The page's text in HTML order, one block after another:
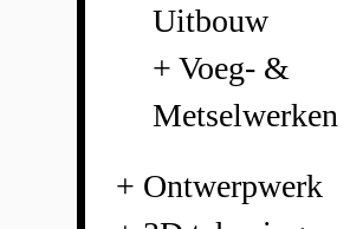
Uitbouw
+ Voeg- &
Metselwerken
+ Ontwerpwerk